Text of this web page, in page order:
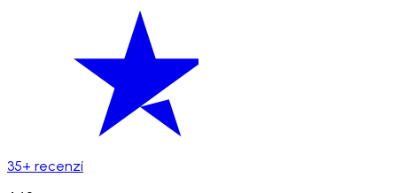
35+ recenzí